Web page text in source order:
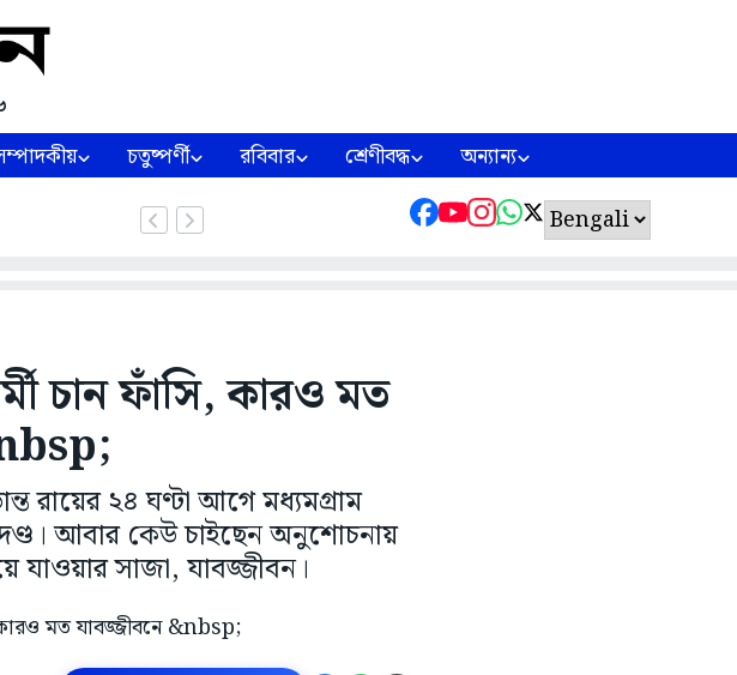
চতুষ্পর্ণী রবিবার শ্রেণীবদ্ধ অন্যান্য
চান ফাঁসি, কারও মত
রায়ের ২৪ ঘণ্টা আগে মধ্যমগ্রাম
আবার কেউ চাইছেন অনুশোচনায়
যাওয়ার সাজা, যাবজ্জীবন।